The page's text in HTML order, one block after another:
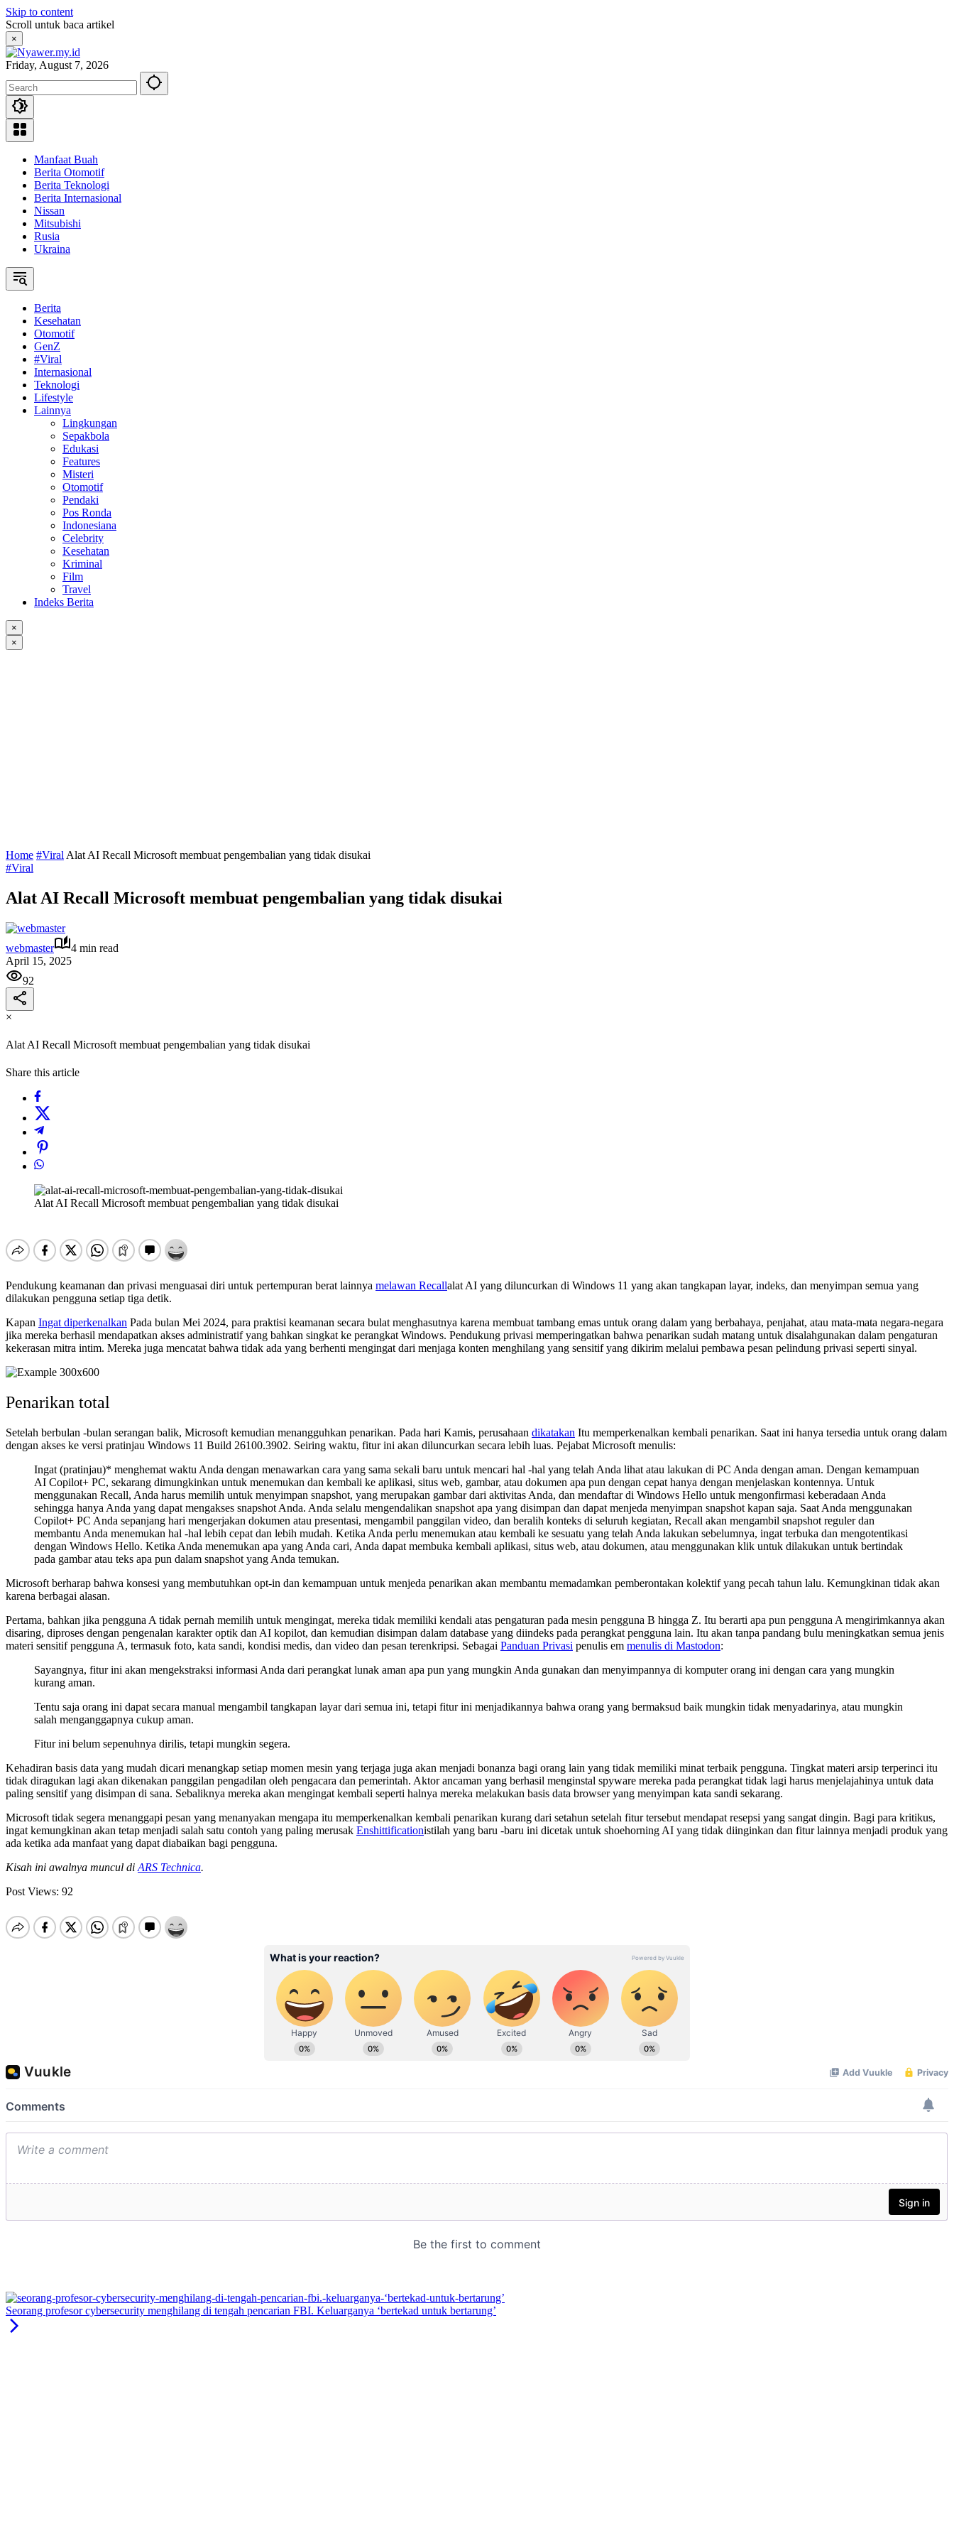
Skip to content
Scroll untuk baca artikel
×
Friday, August 7, 2026
Manfaat Buah
Berita Otomotif
Berita Teknologi
Berita Internasional
Nissan
Mitsubishi
Rusia
Ukraina
Berita
Kesehatan
Otomotif
GenZ
#Viral
Internasional
Teknologi
Lifestyle
Lainnya
Lingkungan
Sepakbola
Edukasi
Features
Misteri
Otomotif
Pendaki
Pos Ronda
Indonesiana
Celebrity
Kesehatan
Kriminal
Film
Travel
Indeks Berita
×
×
Home #Viral Alat AI Recall Microsoft membuat pengembalian yang tidak disukai
#Viral
Alat AI Recall Microsoft membuat pengembalian yang tidak disukai
webmaster
4 min read
April 15, 2025
92
×
Alat AI Recall Microsoft membuat pengembalian yang tidak disukai
Share this article
Alat AI Recall Microsoft membuat pengembalian yang tidak disukai
Pendukung keamanan dan privasi menguasai diri untuk pertempuran berat lainnya melawan Recallalat AI yang diluncurkan di Windows 11 yang akan tangkapan layar, indeks, dan menyimpan semua yang
dilakukan pengguna setiap tiga detik.
Kapan Ingat diperkenalkan Pada bulan Mei 2024, para praktisi keamanan secara bulat menghasutnya karena membuat tambang emas untuk orang dalam yang berbahaya, penjahat, atau mata-mata negara-negara
jika mereka berhasil mendapatkan akses administratif yang bahkan singkat ke perangkat Windows. Pendukung privasi memperingatkan bahwa penarikan sudah matang untuk disalahgunakan dalam pengaturan
kekerasan mitra intim. Mereka juga mencatat bahwa tidak ada yang berhenti mengingat dari menjaga konten menghilang yang sensitif yang dikirim melalui pembawa pesan pelindung privasi seperti sinyal.
Penarikan total
Setelah berbulan -bulan serangan balik, Microsoft kemudian menangguhkan penarikan. Pada hari Kamis, perusahaan dikatakan Itu memperkenalkan kembali penarikan. Saat ini hanya tersedia untuk orang dalam
dengan akses ke versi pratinjau Windows 11 Build 26100.3902. Seiring waktu, fitur ini akan diluncurkan secara lebih luas. Pejabat Microsoft menulis:
Ingat (pratinjau)* menghemat waktu Anda dengan menawarkan cara yang sama sekali baru untuk mencari hal -hal yang telah Anda lihat atau lakukan di PC Anda dengan aman. Dengan kemampuan
AI Copilot+ PC, sekarang dimungkinkan untuk menemukan dan kembali ke aplikasi, situs web, gambar, atau dokumen apa pun dengan cepat hanya dengan menjelaskan kontennya. Untuk
menggunakan Recall, Anda harus memilih untuk menyimpan snapshot, yang merupakan gambar dari aktivitas Anda, dan mendaftar di Windows Hello untuk mengonfirmasi keberadaan Anda
sehingga hanya Anda yang dapat mengakses snapshot Anda. Anda selalu mengendalikan snapshot apa yang disimpan dan dapat menjeda menyimpan snapshot kapan saja. Saat Anda menggunakan
Copilot+ PC Anda sepanjang hari mengerjakan dokumen atau presentasi, mengambil panggilan video, dan beralih konteks di seluruh kegiatan, Recall akan mengambil snapshot reguler dan
membantu Anda menemukan hal -hal lebih cepat dan lebih mudah. Ketika Anda perlu menemukan atau kembali ke sesuatu yang telah Anda lakukan sebelumnya, ingat terbuka dan mengotentikasi
dengan Windows Hello. Ketika Anda menemukan apa yang Anda cari, Anda dapat membuka kembali aplikasi, situs web, atau dokumen, atau menggunakan klik untuk dilakukan untuk bertindak
pada gambar atau teks apa pun dalam snapshot yang Anda temukan.
Microsoft berharap bahwa konsesi yang membutuhkan opt-in dan kemampuan untuk menjeda penarikan akan membantu memadamkan pemberontakan kolektif yang pecah tahun lalu. Kemungkinan tidak akan
karena berbagai alasan.
Pertama, bahkan jika pengguna A tidak pernah memilih untuk mengingat, mereka tidak memiliki kendali atas pengaturan pada mesin pengguna B hingga Z. Itu berarti apa pun pengguna A mengirimkannya akan
disaring, diproses dengan pengenalan karakter optik dan AI kopilot, dan kemudian disimpan dalam database yang diindeks pada perangkat pengguna lain. Itu akan tanpa pandang bulu meningkatkan semua jenis
materi sensitif pengguna A, termasuk foto, kata sandi, kondisi medis, dan video dan pesan terenkripsi. Sebagai Panduan Privasi penulis em menulis di Mastodon:
Sayangnya, fitur ini akan mengekstraksi informasi Anda dari perangkat lunak aman apa pun yang mungkin Anda gunakan dan menyimpannya di komputer orang ini dengan cara yang mungkin
kurang aman.
Tentu saja orang ini dapat secara manual mengambil tangkapan layar dari semua ini, tetapi fitur ini menjadikannya bahwa orang yang bermaksud baik mungkin tidak menyadarinya, atau mungkin
salah menganggapnya cukup aman.
Fitur ini belum sepenuhnya dirilis, tetapi mungkin segera.
Kehadiran basis data yang mudah dicari menangkap setiap momen mesin yang terjaga juga akan menjadi bonanza bagi orang lain yang tidak memiliki minat terbaik pengguna. Tingkat materi arsip terperinci itu
tidak diragukan lagi akan dikenakan panggilan pengadilan oleh pengacara dan pemerintah. Aktor ancaman yang berhasil menginstal spyware mereka pada perangkat tidak lagi harus menjelajahinya untuk data
paling sensitif yang disimpan di sana. Sebaliknya mereka akan mengingat kembali seperti halnya mereka melakukan basis data browser yang menyimpan kata sandi sekarang.
Microsoft tidak segera menanggapi pesan yang menanyakan mengapa itu memperkenalkan kembali penarikan kurang dari setahun setelah fitur tersebut mendapat resepsi yang sangat dingin. Bagi para kritikus,
ingat kemungkinan akan tetap menjadi salah satu contoh yang paling merusak Enshittificationistilah yang baru -baru ini dicetak untuk shoehorning AI yang tidak diinginkan dan fitur lainnya menjadi produk yang
ada ketika ada manfaat yang dapat diabaikan bagi pengguna.
Kisah ini awalnya muncul di ARS Technica.
Post Views: 92
Seorang profesor cybersecurity menghilang di tengah pencarian FBI. Keluarganya ‘bertekad untuk bertarung’